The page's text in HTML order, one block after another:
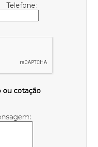
Telefone:
ou cotação